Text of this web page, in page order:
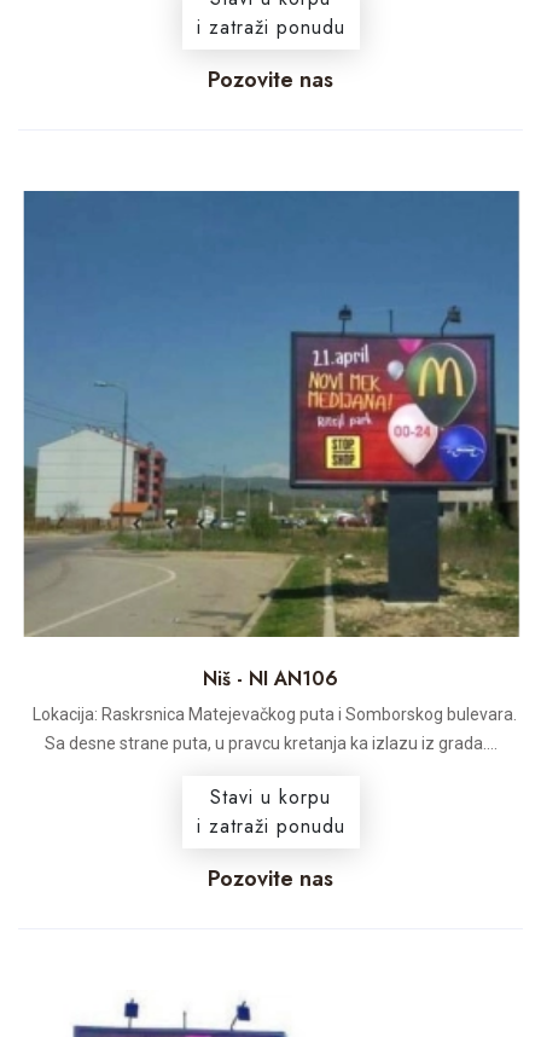
i zatraži ponudu
Pozovite nas
Niš - NI AN106
Lokacija: Raskrsnica Matejevačkog puta i Somborskog bulevara.
Sa desne strane puta, u pravcu kretanja ka izlazu iz grada....
Stavi u korpu
i zatraži ponudu
Pozovite nas